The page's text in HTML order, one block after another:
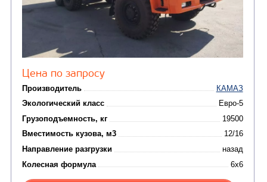
Цена по запросу
Производитель
Экологический класс
Грузоподъемность, кг
Направление разгрузки
Колесная формула